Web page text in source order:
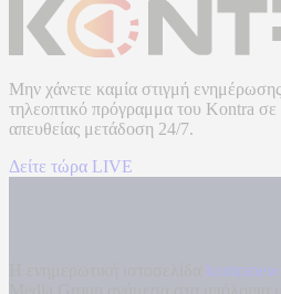
Μην χάνετε καμία στιγμή
τηλεοπτικό πρόγραμμα του Kontra σε
απευθείας μετάδοση 24/7.
Δείτε τώρα LIVE